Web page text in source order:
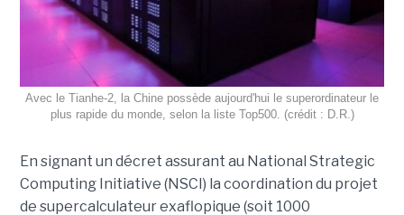
Avec le Tianhe-2, la Chine possède aujourd'hui le superordinateur le
plus rapide du monde, selon la liste Top500. (crédit : D.R.)
En signant un décret assurant au National Strategic
Computing Initiative (NSCI) la coordination du projet
de supercalculateur exaflopique (soit 1000